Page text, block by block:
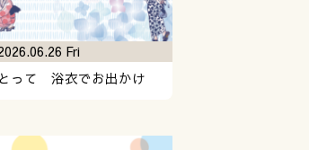
って 浴衣でお出かけ
Fri